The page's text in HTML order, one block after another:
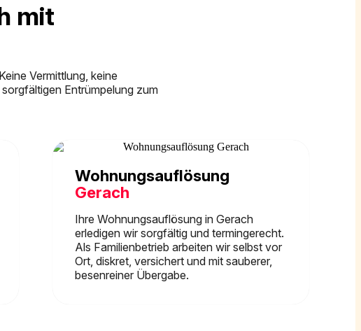
mit
Vermittlung, keine
Entrümpelung zum
Wohnungsauflösung
Gerach
Ihre Wohnungsauflösung in Gerach
erledigen wir sorgfältig und termingerecht.
Als Familienbetrieb arbeiten wir selbst vor
Ort, diskret, versichert und mit sauberer,
besenreiner Übergabe.